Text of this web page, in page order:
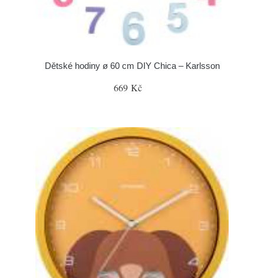
Dětské hodiny ø 60 cm DIY Chica – Karlsson
669 Kč